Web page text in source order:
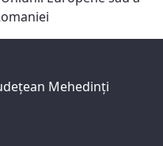
Mehedinţi